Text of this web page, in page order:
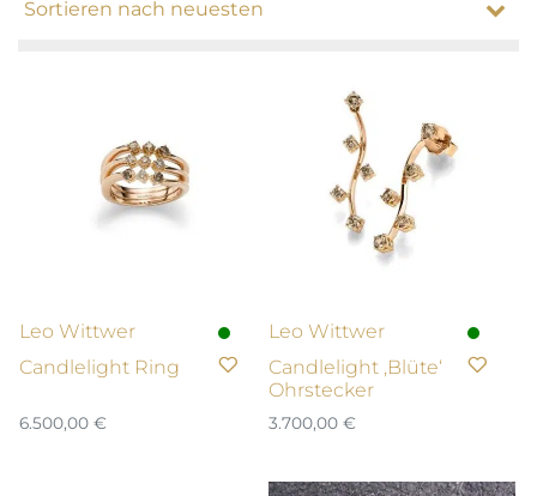
Leo Wittwer
Candlelight Ring
6.500,00 €
Leo Wittwer
Candlelight ‚Blüte‘
Ohrstecker
3.700,00 €